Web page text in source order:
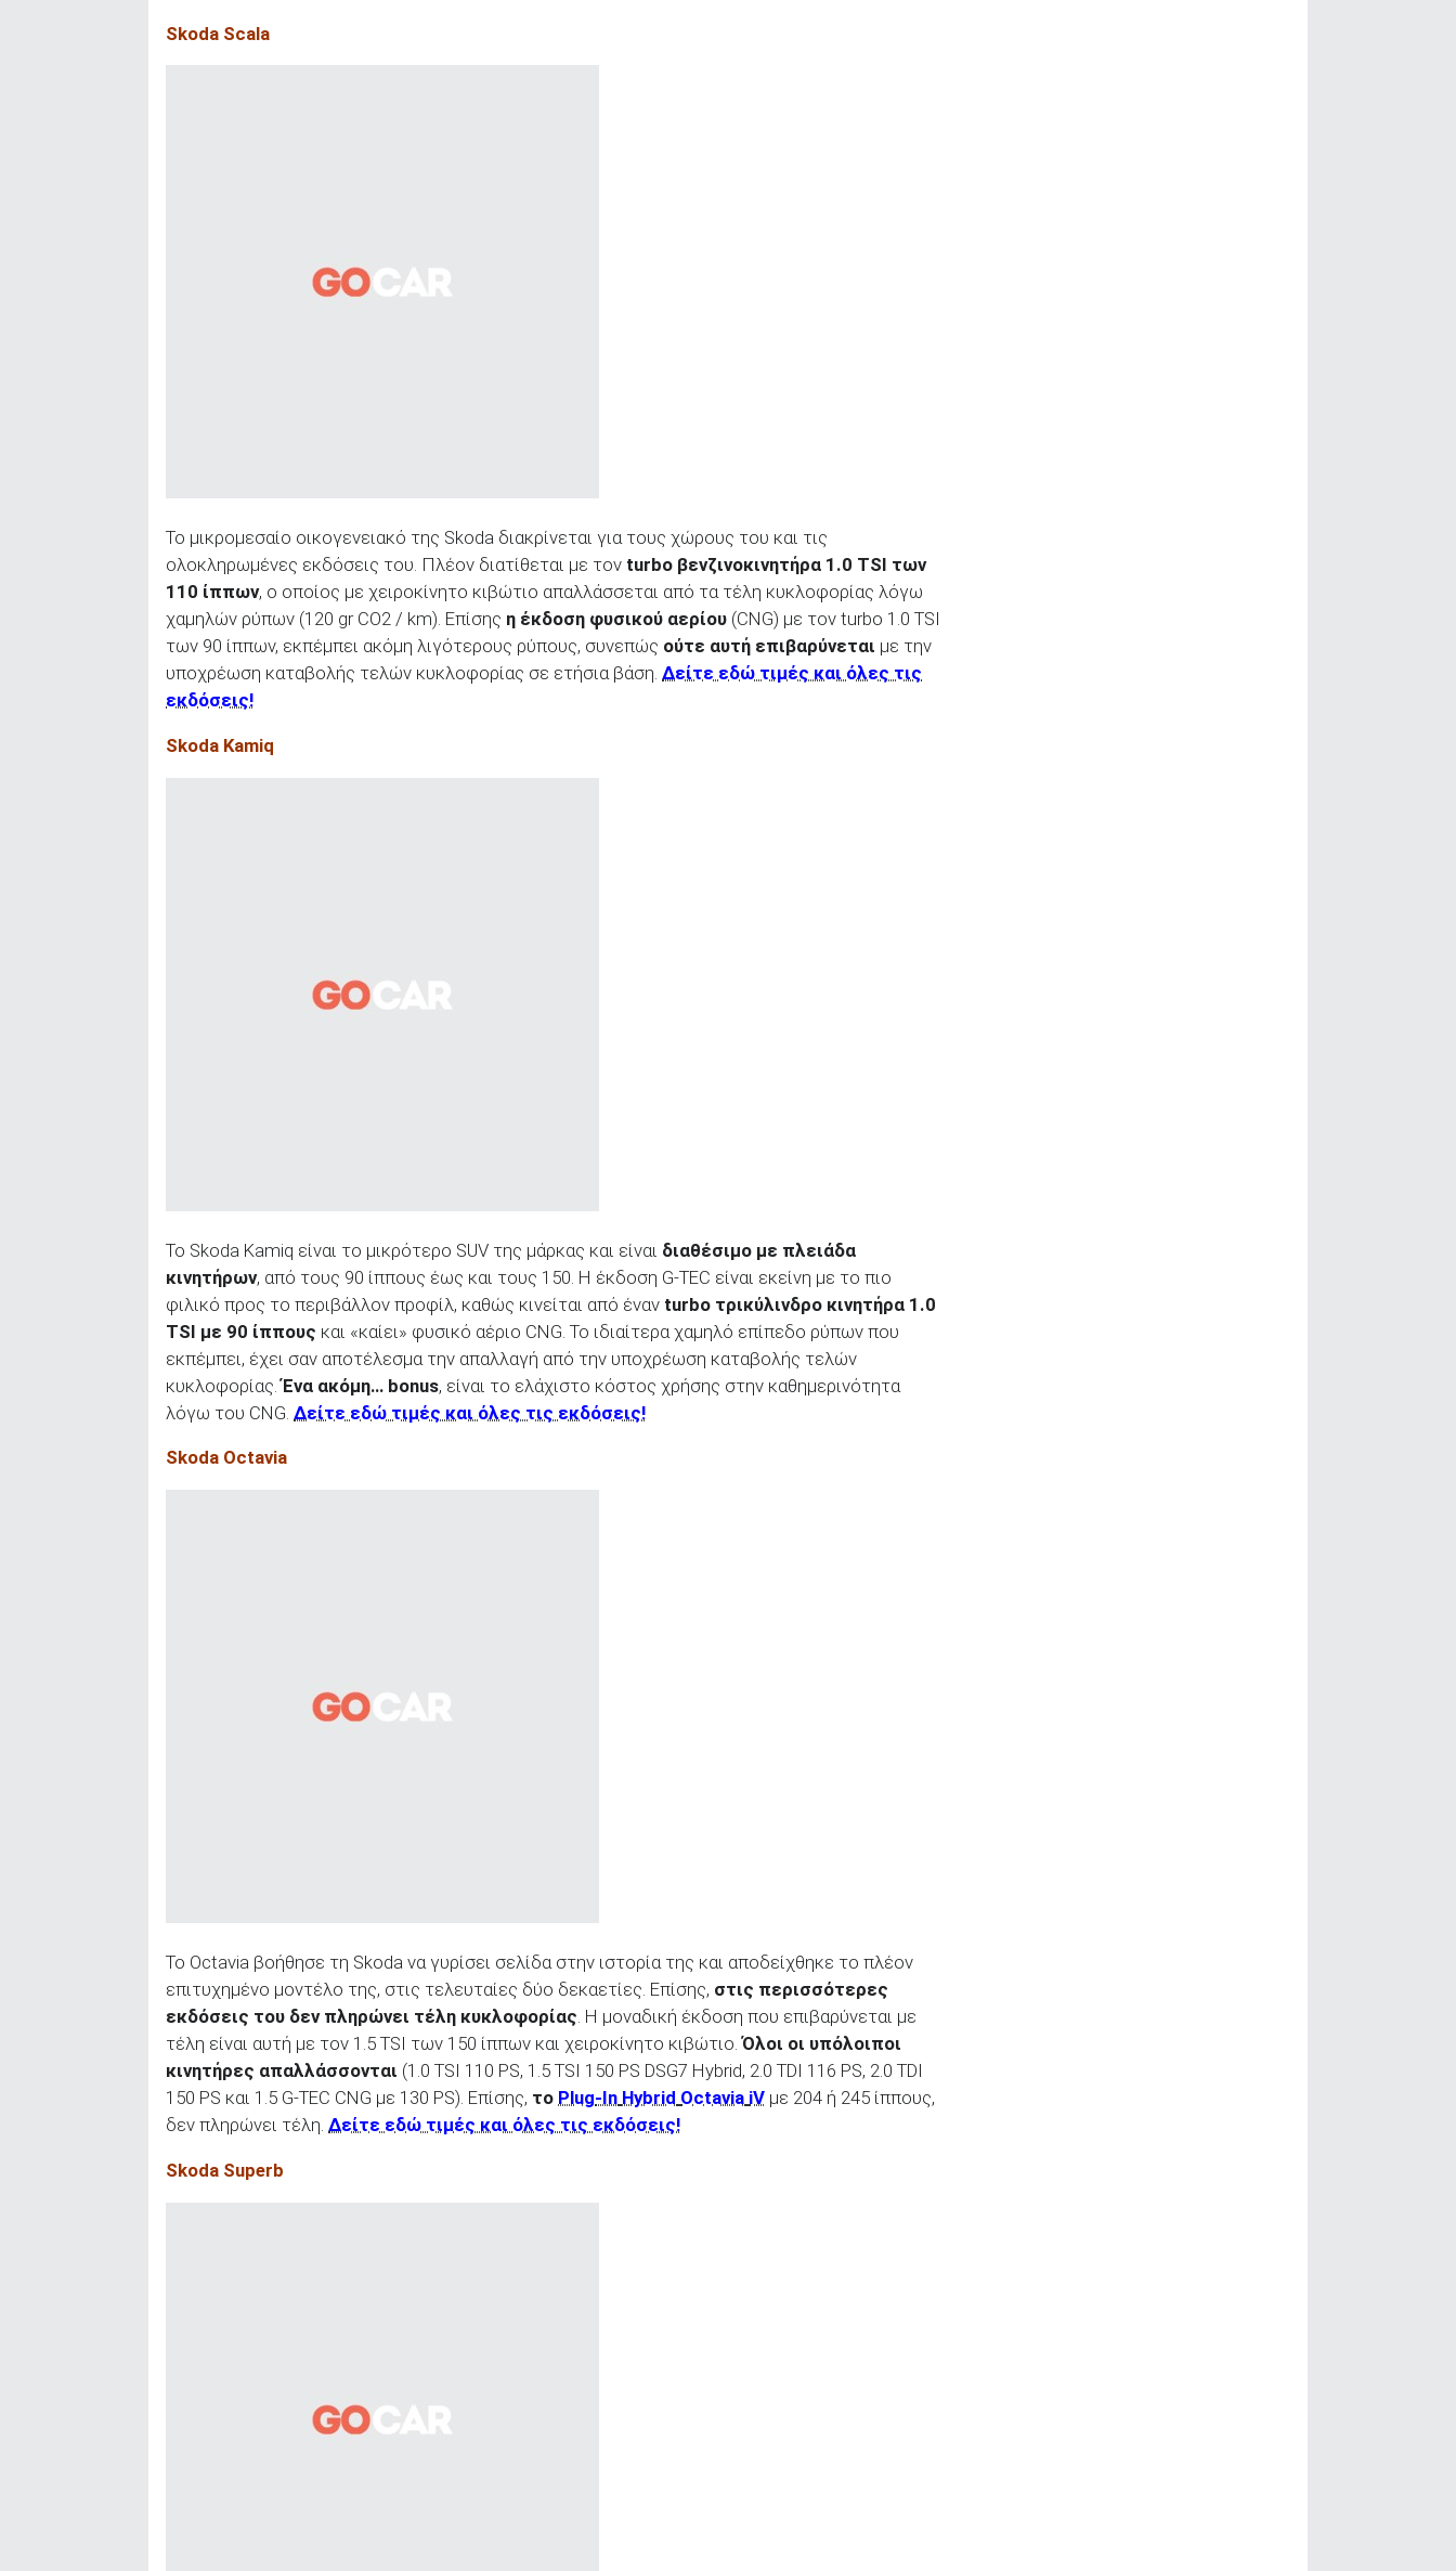
Skoda Scala
Το μικρομεσαίο οικογενειακό της Skoda διακρίνεται για τους χώρους του και τις
ολοκληρωμένες εκδόσεις του. Πλέον διατίθεται με τον turbo βενζινοκινητήρα 1.0 TSI των
110 ίππων, ο οποίος με χειροκίνητο κιβώτιο απαλλάσσεται από τα τέλη κυκλοφορίας λόγω
χαμηλών ρύπων (120 gr CO2 / km). Επίσης η έκδοση φυσικού αερίου (CNG) με τον turbo 1.0 TSI
των 90 ίππων, εκπέμπει ακόμη λιγότερους ρύπους, συνεπώς ούτε αυτή επιβαρύνεται με την
υποχρέωση καταβολής τελών κυκλοφορίας σε ετήσια βάση. Δείτε εδώ τιμές και όλες τις
εκδόσεις!
Skoda Kamiq
To Skoda Kamiq είναι το μικρότερο SUV της μάρκας και είναι διαθέσιμο με πλειάδα
κινητήρων, από τους 90 ίππους έως και τους 150. Η έκδοση G-TEC είναι εκείνη με το πιο
φιλικό προς το περιβάλλον προφίλ, καθώς κινείται από έναν turbo τρικύλινδρο κινητήρα 1.0
TSI με 90 ίππους και «καίει» φυσικό αέριο CNG. Το ιδιαίτερα χαμηλό επίπεδο ρύπων που
εκπέμπει, έχει σαν αποτέλεσμα την απαλλαγή από την υποχρέωση καταβολής τελών
κυκλοφορίας.Ένα ακόμη… bonus, είναι το ελάχιστο κόστος χρήσης στην καθημερινότητα
λόγω του CNG. Δείτε εδώ τιμές και όλες τις εκδόσεις!
Skoda Octavia
Το Octavia βοήθησε τη Skoda να γυρίσει σελίδα στην ιστορία της και αποδείχθηκε το πλέον
επιτυχημένο μοντέλο της, στις τελευταίες δύο δεκαετίες. Επίσης, στις περισσότερες
εκδόσεις του δεν πληρώνει τέλη κυκλοφορίας . Η μοναδική έκδοση που επιβαρύνεται με
τέλη είναι αυτή με τον 1.5 TSI των 150 ίππων και χειροκίνητο κιβώτιο.Όλοι οι υπόλοιποι
κινητήρες απαλλάσσονται (1.0 TSI 110 PS, 1.5 TSI 150 PS DSG7 Hybrid, 2.0 TDI 116 PS, 2.0 TDI
150 PS και 1.5 G-TEC CNG με 130 PS). Επίσης, το Plug-In Hybrid Octavia iV με 204 ή 245 ίππους,
δεν πληρώνει τέλη. Δείτε εδώ τιμές και όλες τις εκδόσεις!
Skoda Superb